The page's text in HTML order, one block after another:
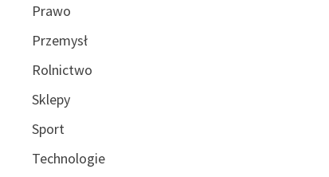
Prawo
Przemysł
Rolnictwo
Sklepy
Sport
Technologie